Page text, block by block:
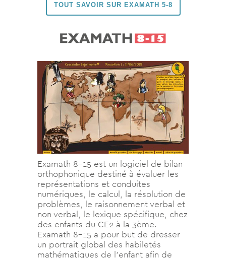
TOUT SAVOIR SUR EXAMATH 5-8
Examath 8-15 est un logiciel de bilan
orthophonique destiné à évaluer les
représentations et conduites
numériques, le calcul, la résolution de
problèmes, le raisonnement verbal et
non verbal, le lexique spécifique, chez
des enfants du CE2 à la 3ème.
Examath 8-15 a pour but de dresser
un portrait global des habiletés
mathématiques de l’enfant afin de